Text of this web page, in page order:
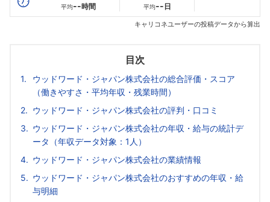
平均--時間 平均-- 日
キャリコネユーザーの投稿データから算出
目次
ウッドワード・ジャパン株式会社の総合評価・スコア
（働きやすさ・平均年収・残業時間）
ウッドワード・ジャパン株式会社の評判・口コミ
ウッドワード・ジャパン株式会社の年収・給与の統計デ
ータ（年収データ対象：1人）
ウッドワード・ジャパン株式会社の業績情報
ウッドワード・ジャパン株式会社のおすすめの年収・給
与明細